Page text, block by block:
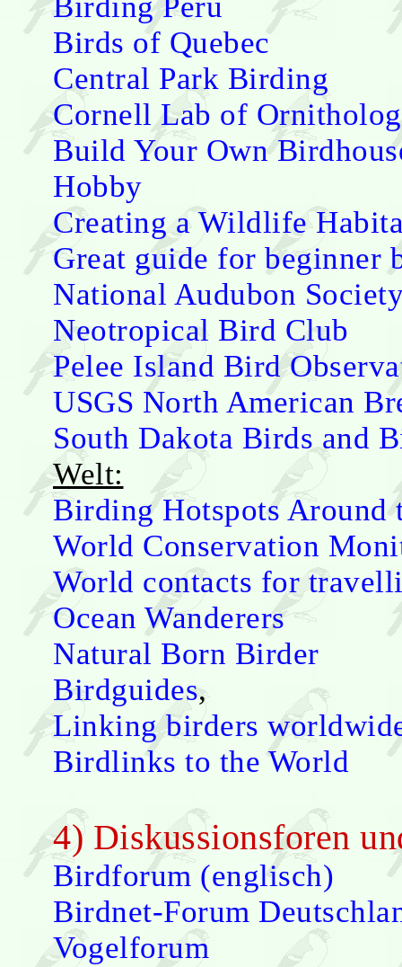
Birds of Quebec
Central Park Birding
Cornell Lab of
Build Your Own
Hobby
Creating a Wildlife
Great guide for beginner
National Audubon
Neotropical Bird Club
Pelee Island Bird
USGS North American
South Dakota Birds and
Welt:
Birding Hotspots Around
World Conservation
World contacts for
Ocean Wanderers
Natural Born Birder
Birdguides,
Linking birders
Birdlinks to the World
4) Diskussionsforen
Birdforum (englisch)
Birdnet-Forum
Vogelforum